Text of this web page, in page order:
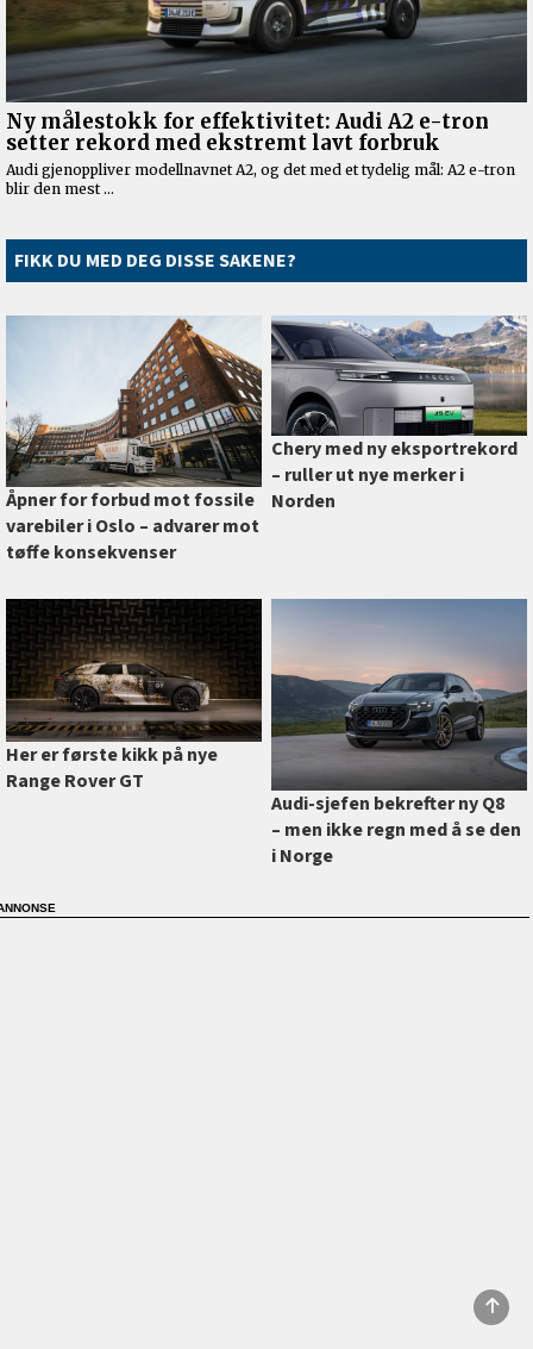
FIKK DU MED DEG DISSE SAKENE?
Åpner for forbud mot fossile
varebiler i Oslo –⁠ advarer mot
tøffe konsekvenser
Chery med ny eksportrekord
–⁠ ruller ut nye merker i
Norden
Her er første kikk på nye
Range Rover GT
Audi-sjefen bekrefter ny Q8
–⁠ men ikke regn med å se den
i Norge